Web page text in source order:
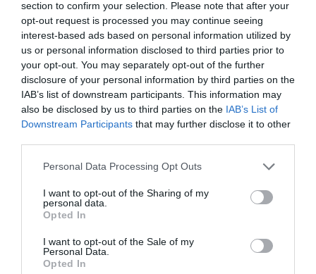
section to confirm your selection. Please note that after your
opt-out request is processed you may continue seeing
interest-based ads based on personal information utilized by
us or personal information disclosed to third parties prior to
your opt-out. You may separately opt-out of the further
disclosure of your personal information by third parties on the
IAB’s list of downstream participants. This information may
also be disclosed by us to third parties on the IAB’s List of
Downstream Participants that may further disclose it to other
Please note that this website/app uses one or more Google
not limited to your visit or usage behaviour. You may click to
grant or deny consent to Google and its third-party tags to
use your data for below specified purposes in below Google
consent section.
Personal Data Processing Opt Outs
I want to opt-out of the Sharing of my
personal data.
Opted In
I want to opt-out of the Sale of my
Personal Data.
Opted In
UNIÓS PÉNZEN VETTEK MAGUKNAK LAKÁSOKAT, IRODÁKAT
EGRI FIDESZES KÉPVISELŐK
Egy európai uniós programból és a Heves
Megyei Vállalkozás- és Területfejlesztési
Alapítvány közbenjárásával jutott
ingatlanhoz egy sor egri és Eger környéki
önkormányzati képviselők és
polgármesterek is. Ugyanabból az EU-s
programból, ugyanarra és egymáshoz
nagyon közeli időben érkeztek a pénzek.